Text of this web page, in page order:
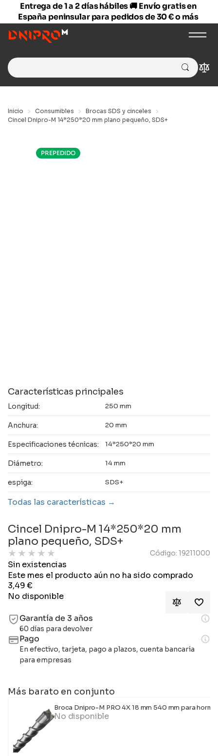
Entrega de 1 a 2 días hábiles 🚚 Envío gratis en
España peninsular para pedidos de 30 € o más
Search
for:
Inicio Consumibles
Brocas SDS y cinceles
Cincel Dnipro-M 14*250*20 mm plano pequeño, SDS+
PREPEDIDO
Características principales
Longitud: 250 mm
Anchura: 20 mm
Especificaciones técnicas: 14*250*20 mm
Diámetro: 14 mm
espiga: SDS+
Todas las características
Cincel Dnipro-M 14*250*20 mm
plano pequeño, SDS+
★ ★ ★ ★ ★ Código: 19211000
Sin existencias
Este mes el producto aún no ha sido comprado
3,49€
No disponible
Garantía de 3 años
60 días para devolver
Pago
En efectivo, tarjeta, pago a plazos, cuenta bancaria
para empresas
Más barato en conjunto
Broca Dnipro-M PRO 4X 18 mm 540 mm para
No disponible